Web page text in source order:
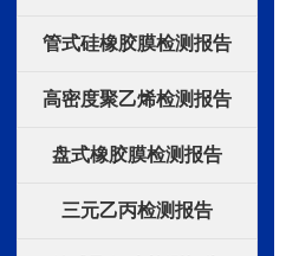
管式硅橡胶膜检测报告
高密度聚乙烯检测报告
盘式橡胶膜检测报告
三元乙丙检测报告